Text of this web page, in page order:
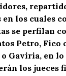
en los cuales
se perfilan
Petro, Fico
o Gaviria, en
los jueces